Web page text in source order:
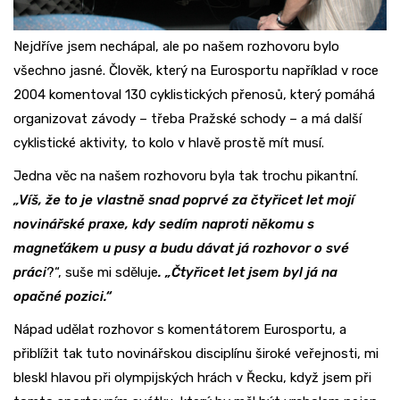
Nejdříve jsem nechápal, ale po našem rozhovoru bylo
všechno jasné. Člověk, který na Eurosportu například v roce
2004 komentoval 130 cyklistických přenosů, který pomáhá
organizovat závody – třeba Pražské schody – a má další
cyklistické aktivity, to kolo v hlavě prostě mít musí.
Jedna věc na našem rozhovoru byla tak trochu pikantní.
„Víš, že to je vlastně snad poprvé za čtyřicet let mojí
novinářské praxe, kdy sedím naproti někomu s
magneťákem u pusy a budu dávat já rozhovor o své
práci?“, suše mi sděluje. „Čtyřicet let jsem byl já na
opačné pozici.“
Nápad udělat rozhovor s komentátorem Eurosportu, a
přiblížit tak tuto novinářskou disciplínu široké veřejnosti, mi
bleskl hlavou při olympijských hrách v Řecku, když jsem při